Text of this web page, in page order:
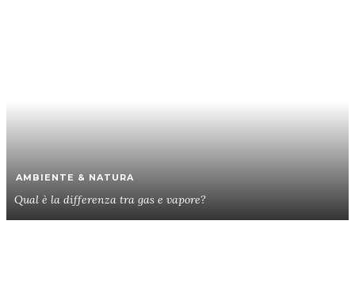
AMBIENTE & NATURA
Qual è la differenza tra gas e vapore?